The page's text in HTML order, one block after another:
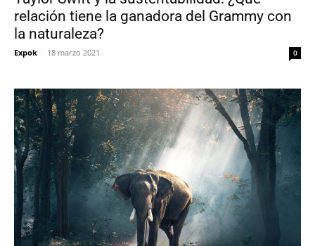
relación tiene la ganadora del Grammy con
la naturaleza?
Expok - 18 marzo 2021 0